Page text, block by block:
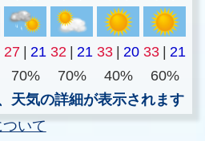
27 | 21 32 | 21 33 | 20 33 | 21
70% 70% 40%
60%
天気の詳細が表示されます
いて